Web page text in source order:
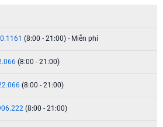
(8:00 - 21:00) - Miễn phí
(8:00 - 21:00)
(8:00 - 21:00)
(8:00 - 21:00)